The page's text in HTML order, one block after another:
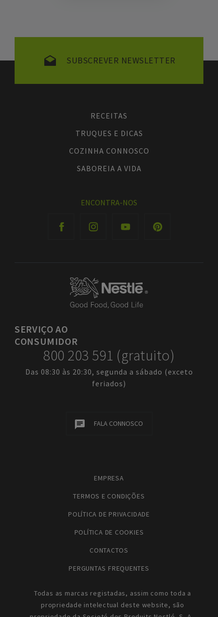
SUBSCREVER NEWSLETTER
RECEITAS
TRUQUES E DICAS
COZINHA CONNOSCO
SABOREIA A VIDA
ENCONTRA-NOS
SERVIÇOAO
CONSUMIDOR
800 203 591 (gratuito)
Das 08:30 às 20:30, segunda a sábado (exceto
feriados)
FALA CONNOSCO
EMPRESA
TERMOS E CONDIÇÕES
POLÍTICA DE PRIVACIDADE
POLÍTICA DE COOKIES
CONTACTOS
PERGUNTAS FREQUENTES
Todas as marcas registadas, assim como toda a
propriedade intelectual deste website, são